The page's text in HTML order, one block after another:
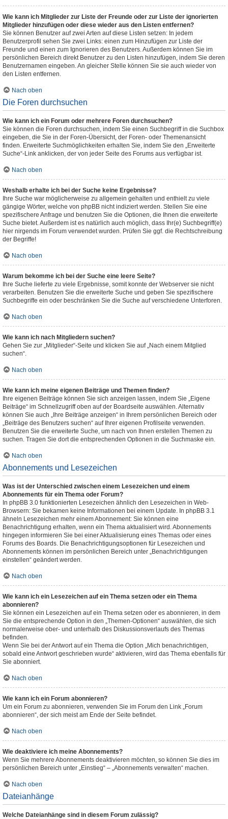
Wie kann ich Mitglieder zur Liste der Freunde oder zur Liste der ignorierten
Mitglieder hinzufügen oder diese wieder aus den Listen entfernen?
Sie können Benutzer auf zwei Arten auf diese Listen setzen: In jedem
Benutzerprofil sehen Sie zwei Links: einen zum Hinzufügen zur Liste der
Freunde und einen zum Ignorieren des Benutzers. Außerdem können Sie im
persönlichen Bereich direkt Benutzer zu den Listen hinzufügen, indem Sie deren
Benutzernamen eingeben. An gleicher Stelle können Sie sie auch wieder von
den Listen entfernen.
Nach oben
Die Foren durchsuchen
Wie kann ich ein Forum oder mehrere Foren durchsuchen?
Sie können die Foren durchsuchen, indem Sie einen Suchbegriff in die Suchbox
eingeben, die Sie in der Foren-Übersicht, der Foren- oder Themenansicht
finden. Erweiterte Suchmöglichkeiten erhalten Sie, indem Sie den „Erweiterte
Suche“-Link anklicken, der von jeder Seite des Forums aus verfügbar ist.
Nach oben
Weshalb erhalte ich bei der Suche keine Ergebnisse?
Ihre Suche war möglicherweise zu allgemein gehalten und enthielt zu viele
gängige Wörter, welche von phpBB nicht indiziert werden. Stellen Sie eine
spezifischere Anfrage und benutzen Sie die Optionen, die Ihnen die erweiterte
Suche bietet. Außerdem ist es natürlich auch möglich, dass Ihr(e) Suchbegriff(e)
hier nirgends im Forum verwendet wurden. Prüfen Sie ggf. die Rechtschreibung
der Begriffe!
Nach oben
Warum bekomme ich bei der Suche eine leere Seite?
Ihre Suche lieferte zu viele Ergebnisse, somit konnte der Webserver sie nicht
verarbeiten. Benutzen Sie die erweiterte Suche und geben Sie spezifischere
Suchbegriffe ein oder beschränken Sie die Suche auf verschiedene Unterforen.
Nach oben
Wie kann ich nach Mitgliedern suchen?
Gehen Sie zur „Mitglieder“-Seite und klicken Sie auf „Nach einem Mitglied
suchen“.
Nach oben
Wie kann ich meine eigenen Beiträge und Themen finden?
Ihre eigenen Beiträge können Sie sich anzeigen lassen, indem Sie „Eigene
Beiträge“ im Schnellzugriff oben auf der Boardseite auswählen. Alternativ
können Sie auch „Ihre Beiträge anzeigen“ in Ihrem persönlichen Bereich oder
„Beiträge des Benutzers suchen“ auf Ihrer eigenen Profilseite verwenden.
Benutzen Sie die erweiterte Suche, um nach von Ihnen erstellen Themen zu
suchen. Tragen Sie dort die entsprechenden Optionen in die Suchmaske ein.
Nach oben
Abonnements und Lesezeichen
Was ist der Unterschied zwischen einem Lesezeichen und einem
Abonnements für ein Thema oder Forum?
In phpBB 3.0 funktionierten Lesezeichen ähnlich den Lesezeichen in Web-
Browsern: Sie bekamen keine Informationen bei einem Update. In phpBB 3.1
ähneln Lesezeichen mehr einem Abonnement: Sie können eine
Benachrichtigung erhalten, wenn ein Thema aktualisiert wird. Abonnements
hingegen informieren Sie bei einer Aktualisierung eines Themas oder eines
Forums des Boards. Die Benachrichtigungsoptionen für Lesezeichen und
Abonnements können im persönlichen Bereich unter „Benachrichtigungen
einstellen“ geändert werden.
Nach oben
Wie kann ich ein Lesezeichen auf ein Thema setzen oder ein Thema
abonnieren?
Sie können ein Lesezeichen auf ein Thema setzen oder es abonnieren, in dem
Sie die entsprechende Option in den „Themen-Optionen“ auswählen, die sich
normalerweise ober- und unterhalb des Diskussionsverlaufs des Themas
befinden.
Wenn Sie bei der Antwort auf ein Thema die Option „Mich benachrichtigen,
sobald eine Antwort geschrieben wurde“ aktivieren, wird das Thema ebenfalls für
Sie abonniert.
Nach oben
Wie kann ich ein Forum abonnieren?
Um ein Forum zu abonnieren, verwenden Sie im Forum den Link „Forum
abonnieren“, der sich meist am Ende der Seite befindet.
Nach oben
Wie deaktiviere ich meine Abonnements?
Wenn Sie mehrere Abonnements deaktivieren möchten, so können Sie dies im
persönlichen Bereich unter „Einstieg“ – „Abonnements verwalten“ machen.
Nach oben
Dateianhänge
Welche Dateianhänge sind in diesem Forum zulässig?